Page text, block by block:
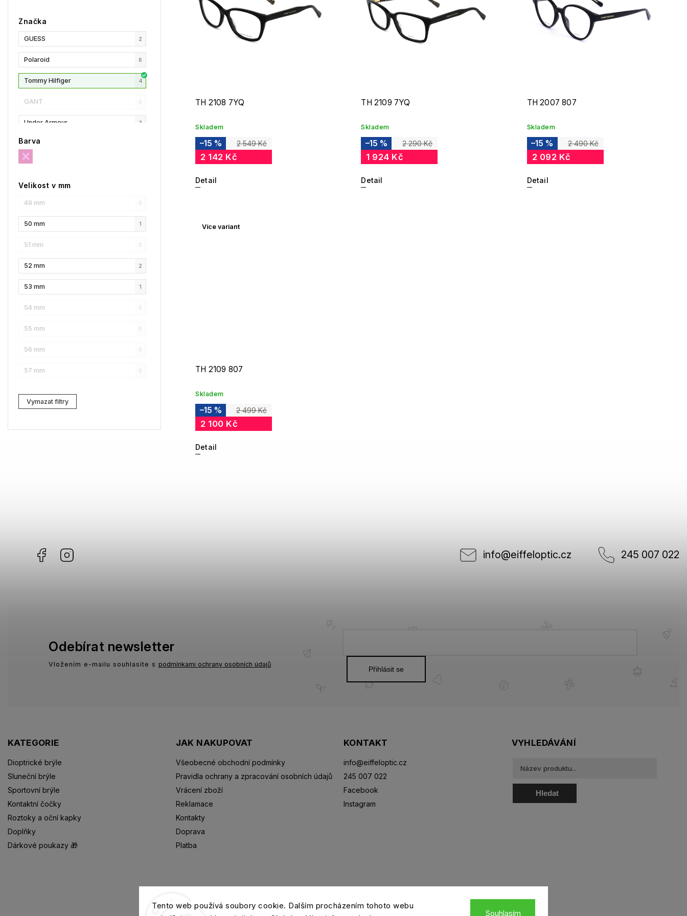
Tento web používá soubory cookie. Dalším procházením tohoto webu
Souhlasím
Značka
GUESS 2
Polaroid 6
Tommy Hilfiger 4
GANT 0
Under Armour 3
Liu Jo
MaxMara
MAX&Co.
Longchamp 1
HUGO 2
Karl Lagerfeld 2
Love Moschino 4
Pierre Cardin 0
Fossil 0
Web 2
Lacoste 0
Kenzo 3
Carrera
Barva
Velikost v mm
49 mm 0
50 mm 1
51 mm 0
52 mm 2
53 mm 1
54 mm 0
55 mm 0
56 mm 0
57 mm 0
Vymazat filtry
TH 2108 7YQ
Skladem
2 549 Kč
–15 %
2 142 Kč
Detail
TH 2109 7YQ
Skladem
2 290 Kč
–15 %
1 924 Kč
Detail
TH 2007 807
Skladem
2 490 Kč
–15 %
2 092 Kč
Detail
Více variant
TH 2109 807
Skladem
2 499 Kč
–15 %
2 100 Kč
Detail
Facebook info@eiffeloptic.cz 245 007 022
KATEGORIE
Dioptrické brýle
Sluneční brýle
Sportovní brýle
Kontaktní čočky
Roztoky a oční kapky
Doplňky
Dárkové poukazy 🎁
JAK NAKUPOVAT
Všeobecné obchodní podmínky
Pravidla ochrany a zpracování osobních údajů
Vrácení zboží
Reklamace
Kontakty
Doprava
Platba
KONTAKT
info@eiffeloptic.cz
245 007 022
Facebook
Instagram
Odebírat newsletter
Vložením e-mailu souhlasíte s podmínkami ochrany osobních údajů
Přihlásit se
VYHLEDÁVÁNÍ
Hledat